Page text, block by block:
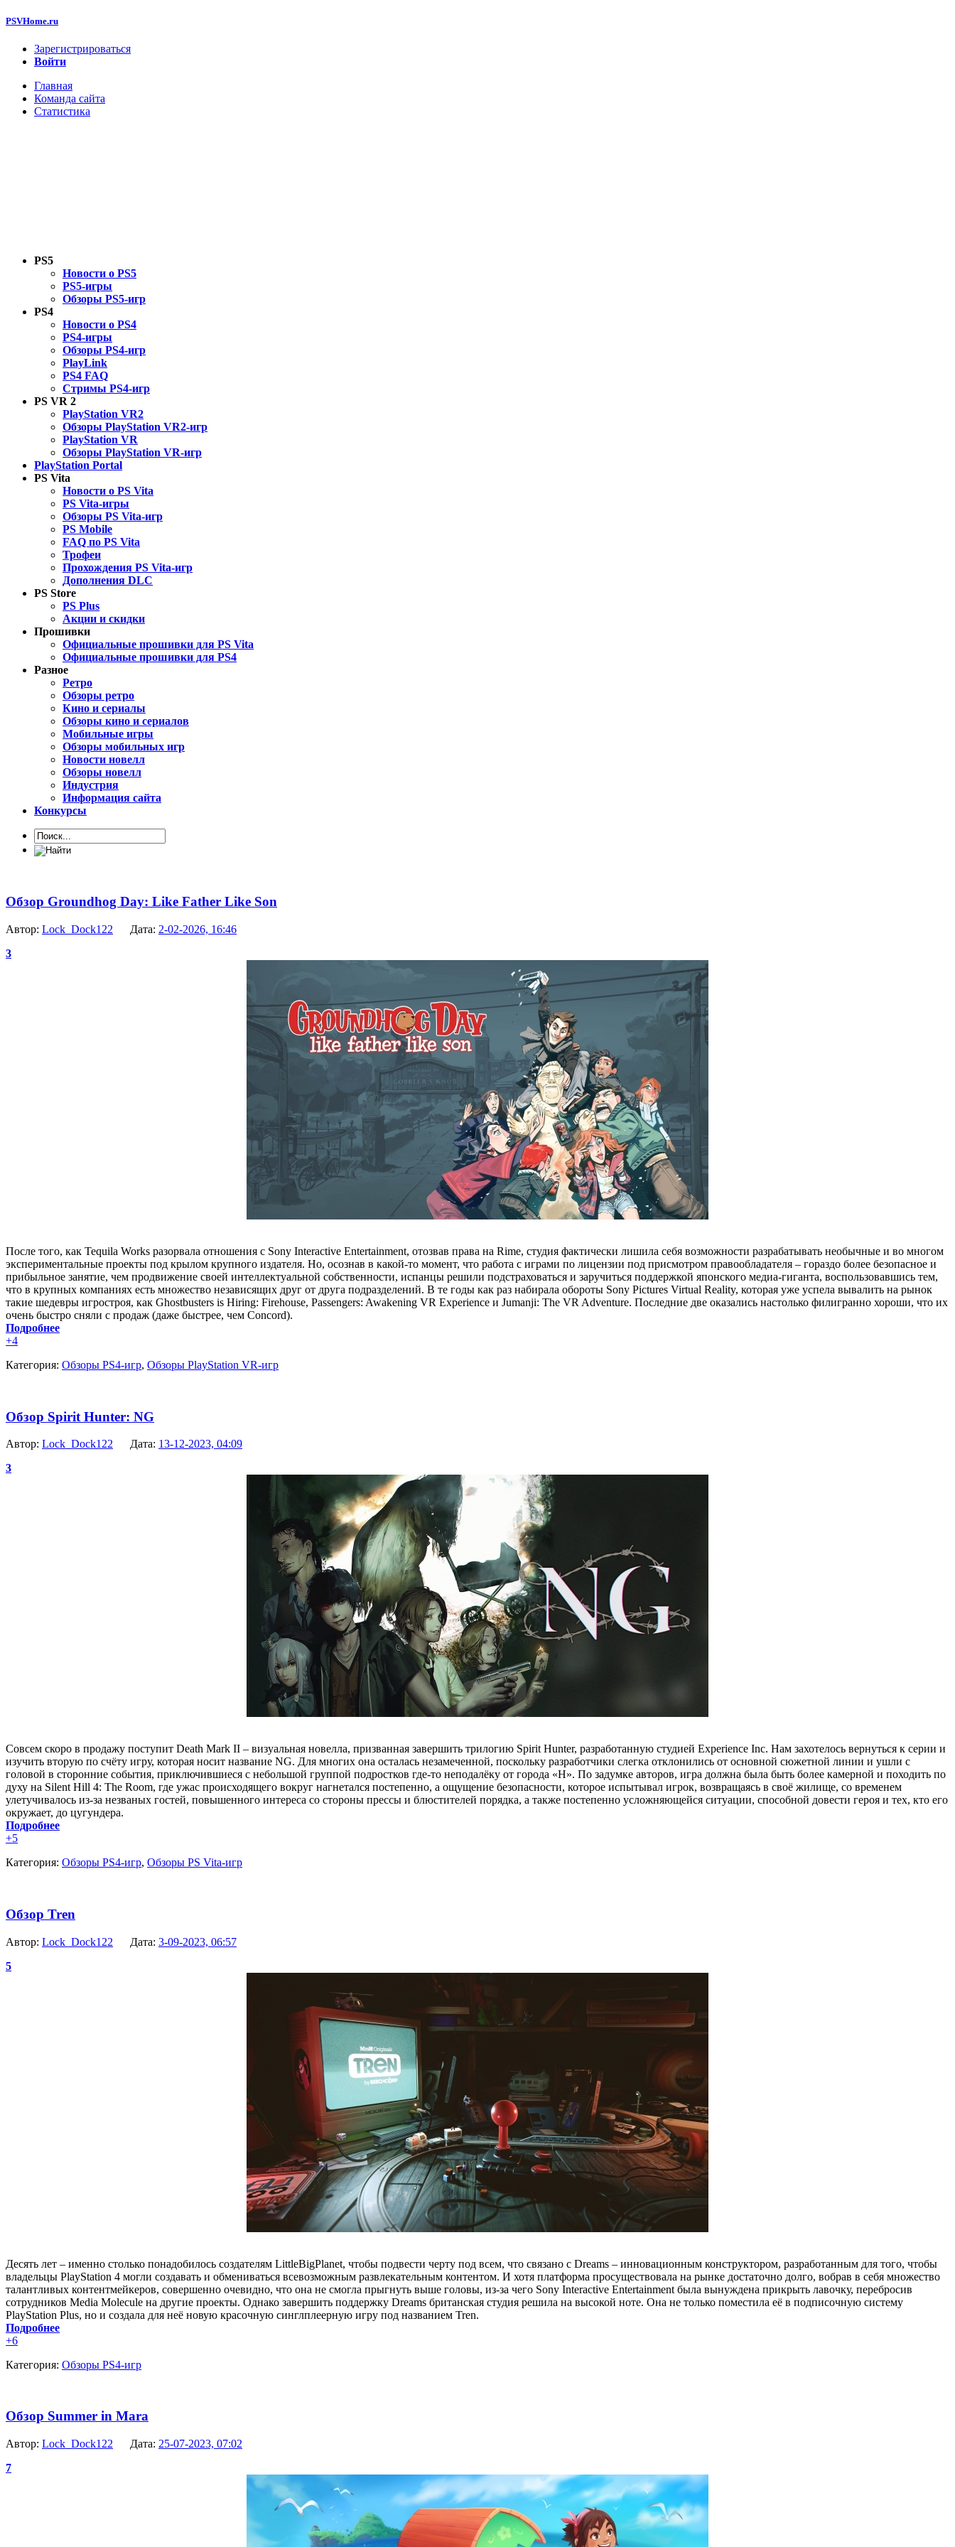
PSVHome.ru
Зарегистрироваться
Войти
Главная
Команда сайта
Статистика
PS5
Новости о PS5
PS5-игры
Обзоры PS5-игр
PS4
Новости о PS4
PS4-игры
Обзоры PS4-игр
PlayLink
PS4 FAQ
Стримы PS4-игр
PS VR 2
PlayStation VR2
Обзоры PlayStation VR2-игр
PlayStation VR
Обзоры PlayStation VR-игр
PlayStation Portal
PS Vita
Новости о PS Vita
PS Vita-игры
Обзоры PS Vita-игр
PS Mobile
FAQ по PS Vita
Трофеи
Прохождения PS Vita-игр
Дополнения DLC
PS Store
PS Plus
Акции и скидки
Прошивки
Официальные прошивки для PS Vita
Официальные прошивки для PS4
Разное
Ретро
Обзоры ретро
Кино и сериалы
Обзоры кино и сериалов
Мобильные игры
Обзоры мобильных игр
Новости новелл
Обзоры новелл
Индустрия
Информация сайта
Конкурсы
Обзор Groundhog Day: Like Father Like Son
Автор: Lock_Dock122 Дата: 2-02-2026, 16:46
3
После того, как Tequila Works разорвала отношения с Sony Interactive Entertainment, отозвав права на Rime, студия фактически лишила себя возможности разрабатывать необычные и во многом
экспериментальные проекты под крылом крупного издателя. Но, осознав в какой-то момент, что работа с играми по лицензии под присмотром правообладателя – гораздо более безопасное и
прибыльное занятие, чем продвижение своей интеллектуальной собственности, испанцы решили подстраховаться и заручиться поддержкой японского медиа-гиганта, воспользовавшись тем,
что в крупных компаниях есть множество независящих друг от друга подразделений. В те годы как раз набирала обороты Sony Pictures Virtual Reality, которая уже успела вывалить на рынок
такие шедевры игростроя, как Ghostbusters is Hiring: Firehouse, Passengers: Awakening VR Experience и Jumanji: The VR Adventure. Последние две оказались настолько филигранно хороши, что их
очень быстро сняли с продаж (даже быстрее, чем Concord).
Подробнее
+4
Категория: Обзоры PS4-игр, Обзоры PlayStation VR-игр
Обзор Spirit Hunter: NG
Автор: Lock_Dock122 Дата: 13-12-2023, 04:09
3
Совсем скоро в продажу поступит Death Mark II – визуальная новелла, призванная завершить трилогию Spirit Hunter, разработанную студией Experience Inc. Нам захотелось вернуться к серии и
изучить вторую по счёту игру, которая носит название NG. Для многих она осталась незамеченной, поскольку разработчики слегка отклонились от основной сюжетной линии и ушли с
головой в сторонние события, приключившиеся с небольшой группой подростков где-то неподалёку от города «H». По задумке авторов, игра должна была быть более камерной и походить по
духу на Silent Hill 4: The Room, где ужас происходящего вокруг нагнетался постепенно, а ощущение безопасности, которое испытывал игрок, возвращаясь в своё жилище, со временем
улетучивалось из-за незваных гостей, повышенного интереса со стороны прессы и блюстителей порядка, а также постепенно усложняющейся ситуации, способной довести героя и тех, кто его
окружает, до цугундера.
Подробнее
+5
Категория: Обзоры PS4-игр, Обзоры PS Vita-игр
Обзор Tren
Автор: Lock_Dock122 Дата: 3-09-2023, 06:57
5
Десять лет – именно столько понадобилось создателям LittleBigPlanet, чтобы подвести черту под всем, что связано с Dreams – инновационным конструктором, разработанным для того, чтобы
владельцы PlayStation 4 могли создавать и обмениваться всевозможным развлекательным контентом. И хотя платформа просуществовала на рынке достаточно долго, вобрав в себя множество
талантливых контентмейкеров, совершенно очевидно, что она не смогла прыгнуть выше головы, из-за чего Sony Interactive Entertainment была вынуждена прикрыть лавочку, перебросив
сотрудников Media Molecule на другие проекты. Однако завершить поддержку Dreams британская студия решила на высокой ноте. Она не только поместила её в подписочную систему
PlayStation Plus, но и создала для неё новую красочную синглплеерную игру под названием Tren.
Подробнее
+6
Категория: Обзоры PS4-игр
Обзор Summer in Mara
Автор: Lock_Dock122 Дата: 25-07-2023, 07:02
7